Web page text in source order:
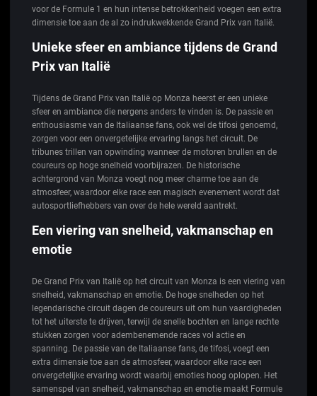
voor de Formule 1 en hun intense betrokkenheid voegen een extra
dimensie toe aan de al zo indrukwekkende Grand Prix van Italië.
Unieke sfeer en ambiance tijdens de Grand
Prix van Italië
Tijdens de Grand Prix van Italië op Monza heerst er een unieke
sfeer en ambiance die nergens anders te vinden is. De passie en
enthousiasme van de Italiaanse fans, ook wel de tifosi genoemd,
zorgen voor een onvergetelijke ervaring langs het circuit. De
tribunes trillen van opwinding wanneer de motoren brullen en de
coureurs op hoge snelheid voorbijrazen. De historische
achtergrond van Monza voegt nog meer charme toe aan de
atmosfeer, waardoor elke race een magisch evenement wordt dat
autosportliefhebbers van over de hele wereld aantrekt.
Een viering van snelheid, vakmanschap en
emotie
De Grand Prix van Italië op het circuit van Monza is een viering van
snelheid, vakmanschap en emotie. De hoge snelheden op het
legendarische circuit dagen de coureurs uit om hun vaardigheden
tot het uiterste te drijven, terwijl de snelle bochten en lange rechte
stukken zorgen voor adembenemende races vol actie en
spanning. De passie van de Italiaanse fans, de tifosi, voegt een
extra dimensie toe aan de atmosfeer, waardoor elke race een
onvergetelijke ervaring wordt waarbij emoties hoog oplopen. Het
samenspel van snelheid, vakmanschap en emotie maakt Formule